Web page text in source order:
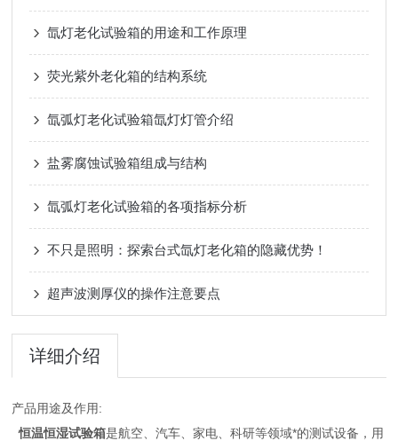
氙灯老化试验箱的用途和工作原理
荧光紫外老化箱的结构系统
氙弧灯老化试验箱氙灯灯管介绍
盐雾腐蚀试验箱组成与结构
氙弧灯老化试验箱的各项指标分析
不只是照明：探索台式氙灯老化箱的隐藏优势！
超声波测厚仪的操作注意要点
详细介绍
产品用途及作用:
恒温恒湿试验箱是航空、汽车、家电、科研等领域*的测试设备，用